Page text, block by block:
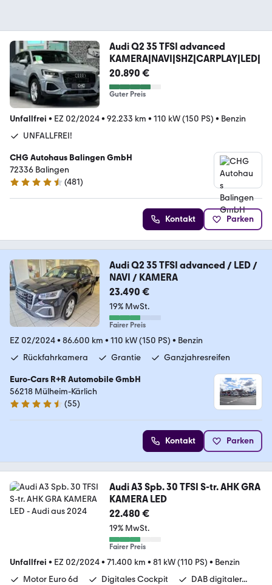
Audi Q2 35 TFSI advanced
KAMERA|NAVI|SHZ|CARPLAY|LED|
20.890 €
Guter Preis
Unfallfrei • EZ 02/2024• 92.233 km • 110 kW (150 PS) • Benzin
UNFALLFREI!
CHG Autohaus Balingen GmbH
72336 Balingen
4.6 Sterne
(481)
Kontakt Parken
Audi Q2 35 TFSI advanced / LED /
NAVI / KAMERA
23.490 €
19% MwSt.
Fairer Preis
EZ 02/2024• 86.600 km • 110 kW (150 PS) • Benzin
Rückfahrkamera
Grantie Ganzjahresreifen
Euro-Cars R+R Automobile GmbH
56218 Mülheim-Kärlich
4.7 Sterne
(55)
Kontakt Parken
Audi A3 Spb. 30 TFSI S-tr. AHK GRA
KAMERA LED
22.480 €
19% MwSt.
Fairer Preis
Unfallfrei • EZ 02/2024• 71.400 km • 81 kW (110 PS) • Benzin
Motor Euro 6d
Digitales Cockpit DAB digitaler...